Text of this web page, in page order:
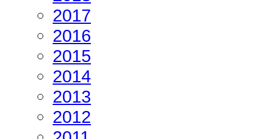
2017
2016
2015
2014
2013
2012